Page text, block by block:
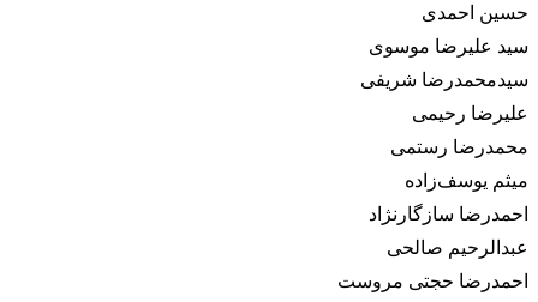
حسین احمدی
سید علیرضا موسوی
سیدمحمدرضا شریفی
علیرضا رحیمی
محمدرضا رستمی
میثم یوسف‌زاده
احمدرضا سازگارنژاد
عبدالرحیم صالحی
احمدرضا حجتی مروست